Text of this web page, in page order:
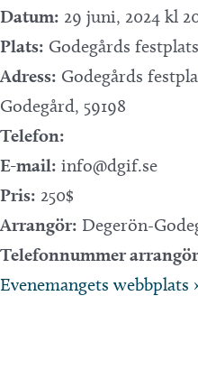
Datum: 29 juni, 2024 kl
Plats: Godegårds festplats
Adress: Godegårds
Godegård, 59198
Telefon:
E-mail: info@dgif.se
Pris: 250$
Arrangör: Degerön-
Telefonnummer
Evenemangets webbplats